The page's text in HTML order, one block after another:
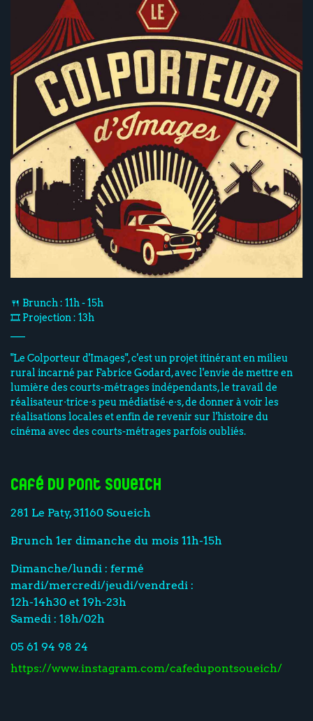
🍴 Brunch : 11h - 15h
🎞️ Projection : 13h
"Le Colporteur d'Images", c'est un projet itinérant en milieu
rural incarné par Fabrice Godard, avec l'envie de mettre en
lumière des courts-métrages indépendants, le travail de
réalisateur·trice·s peu médiatisé·e·s, de donner à voir les
réalisations locales et enfin de revenir sur l'histoire du
cinéma avec des courts-métrages parfois oubliés.
Café du Pont Soueich
281 Le Paty, 31160 Soueich
Brunch 1er dimanche du mois 11h-15h
Dimanche/lundi : fermé
mardi/mercredi/jeudi/vendredi :
12h-14h30 et 19h-23h
Samedi : 18h/02h
05 61 94 98 24
https://www.instagram.com/cafedupontsoueich/